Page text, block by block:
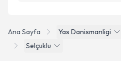
Ana Sayfa Yas Danismanligi
Selçuklu